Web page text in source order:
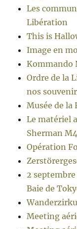
Les
Libération
This is
Image en
Kommando
Ordre de la
nos
Musée de la
Le matériel
Sherman
Opération
2
Baie de
Meeting